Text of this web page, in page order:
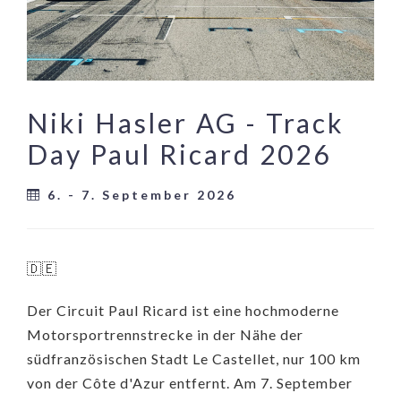
Niki Hasler AG - Track
Day Paul Ricard 2026
6. - 7. September 2026
🇩🇪
Der Circuit Paul Ricard ist eine hochmoderne
Motorsportrennstrecke in der Nähe der
südfranzösischen Stadt Le Castellet, nur 100 km
von der Côte d'Azur entfernt. Am 7. September